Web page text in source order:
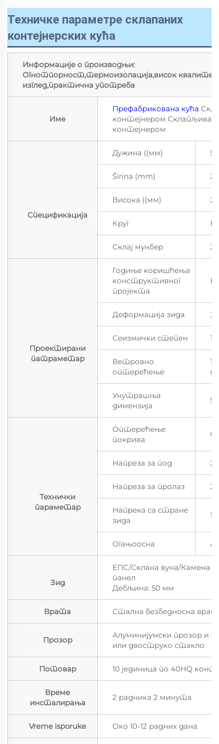
Техничке параметре склапаних
контејнерских кућа
Информације о производњи:
Огнотпорност,термоизолација,висок
изглед,практична употреба
Име
Префабрикована кућа
контејнером Склапљива
контејнером
Спецификација
Дужина ((мм)
Širina (mm)
Висока ((мм)
Круг
Склај мунбер 2
Проектирани
патраметар
Годиње коришћења
конструктивног
пројекта
Деформација зида
Сеизмички степен
Ветровно
оптерећење
Унутрашња
димензија
Технички
параметар
Оптерећење
покрива
Напреза за под
Напреза за пролаз
Напрека са стране
зида
Огањоосна А
Зид
ЕПС/Склана вуна/Камена
панел
Дебљина: 50 мм
Врата Стална безбедносна
Прозор
Алуминијумски прозор и
или двоструко стакло
Потовар 10 јединица по 40HQ
Време
инсталирања
2 радника 2 минута
Vreme isporuke Око 10-12 радних дана